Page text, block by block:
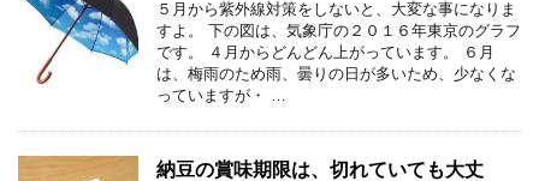
５月から紫外線対策をしないと、大変な事になりま
すよ。 下の図は、気象庁の２０１６年東京のグラフ
です。 ４月からどんどん上がっています。 ６月
は、梅雨のため雨、曇りの日が多いため、少なくな
っていますが・ …
納豆の賞味期限は、切れていても大丈